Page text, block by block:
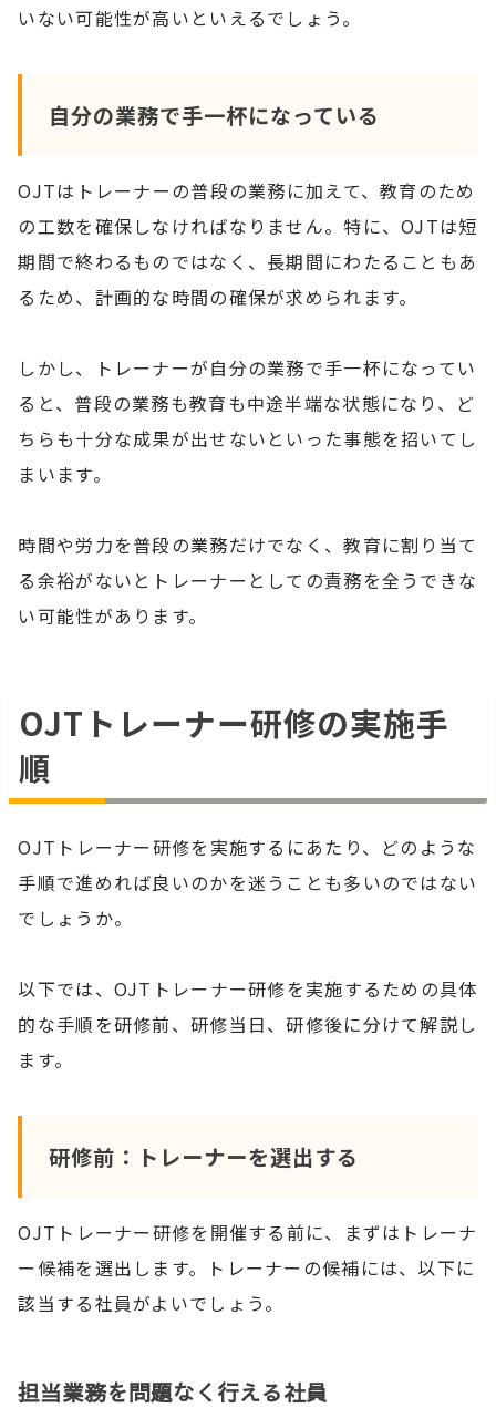
いない可能性が高いといえるでしょう。
自分の業務で手一杯になっている
OJTはトレーナーの普段の業務に加えて、教育のため
の工数を確保しなければなりません。特に、OJTは短
期間で終わるものではなく、長期間にわたることもあ
るため、計画的な時間の確保が求められます。
しかし、トレーナーが自分の業務で手一杯になってい
ると、普段の業務も教育も中途半端な状態になり、ど
ちらも十分な成果が出せないといった事態を招いてし
まいます。
時間や労力を普段の業務だけでなく、教育に割り当て
る余裕がないとトレーナーとしての責務を全うできな
い可能性があります。
OJTトレーナー研修の実施手
順
OJTトレーナー研修を実施するにあたり、どのような
手順で進めれば良いのかを迷うことも多いのではない
でしょうか。
以下では、OJTトレーナー研修を実施するための具体
的な手順を研修前、研修当日、研修後に分けて解説し
ます。
研修前：トレーナーを選出する
OJTトレーナー研修を開催する前に、まずはトレーナ
ー候補を選出します。トレーナーの候補には、以下に
該当する社員がよいでしょう。
担当業務を問題なく行える社員